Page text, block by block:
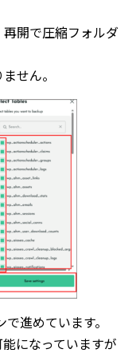
開で圧縮フォルダ
せん。
進めています。
になっていますが